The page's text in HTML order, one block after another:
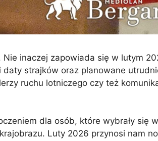
Nie inaczej zapowiada się w lutym
daty strajków oraz planowane
ruchu lotniczego czy też
dla osób, które wybrały się
Luty 2026 przynosi nam